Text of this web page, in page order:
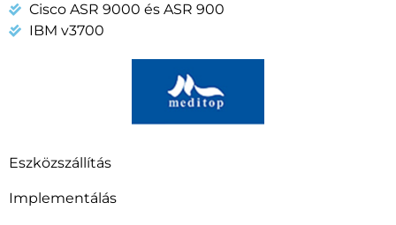
Cisco ASR 9000 és ASR 900
IBM v3700
Eszközszállítás
Implementálás